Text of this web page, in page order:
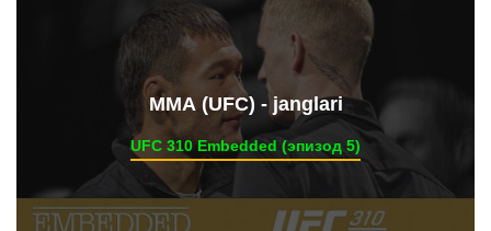
ММА (UFC) - janglari
UFC 310 Embedded (эпизод 5)